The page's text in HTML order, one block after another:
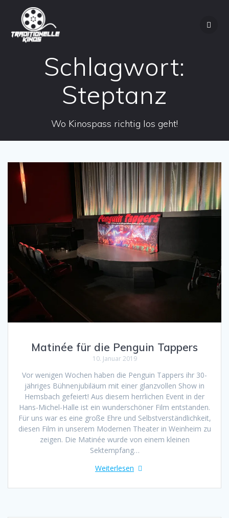
Schlagwort:
Steptanz
Wo Kinospass richtig los geht!
Matinée für die Penguin Tappers
10. Januar 2019
Vor wenigen Wochen haben die Penguin Tappers ihr 30-
jähriges Bühnenjubiläum mit einer glanzvollen Show in
Hemsbach gefeiert! Aus diesem herrlichen Event in der
Hans-Michel-Halle ist ein wunderschöner Film entstanden.
Für uns war es eine große Ehre und Selbstverständlichkeit,
diesen Film in unserem Modernen Theater in Weinheim zu
zeigen. Die Matinée wurde von einem kleinen
Sektempfang…
Weiterlesen